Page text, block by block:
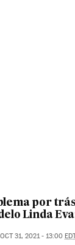
por
Linda
OCT 31, 2021 - 13:00